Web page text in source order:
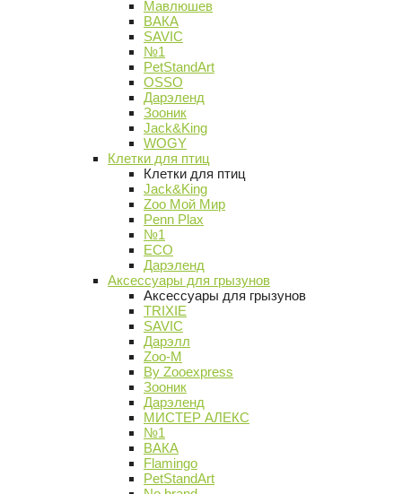
Мавлюшев
ВАКА
SAVIC
№1
PetStandArt
OSSO
Дарэленд
Зооник
Jack&King
WOGY
Клетки для птиц
Клетки для птиц
Jack&King
Zoo Мой Мир
Penn Plax
№1
ECO
Дарэленд
Аксессуары для грызунов
Аксессуары для грызунов
TRIXIE
SAVIC
Дарэлл
Zoo-M
By Zooexpress
Зооник
Дарэленд
МИСТЕР АЛЕКС
№1
ВАКА
Flamingo
PetStandArt